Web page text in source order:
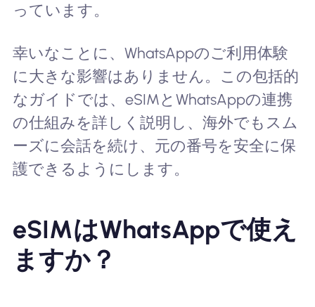
っています。
幸いなことに、WhatsAppのご利用体験
に大きな影響はありません。この包括的
なガイドでは、eSIMとWhatsAppの連携
の仕組みを詳しく説明し、海外でもスム
ーズに会話を続け、元の番号を安全に保
護できるようにします。
eSIMはWhatsAppで使え
ますか？